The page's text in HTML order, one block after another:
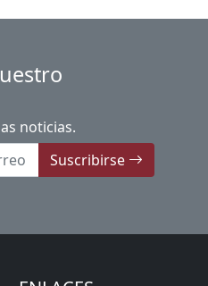
noticias.
Suscribirse